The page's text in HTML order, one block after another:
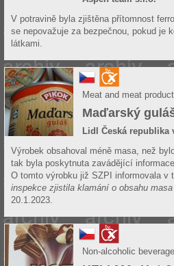
V potravině byla zjištěna přítomnost
se nepovažuje za bezpečnou, pokud je
látkami.
Meat and meat
Maďarský
Lidl Česká republika
Výrobek obsahoval méně masa, než
tak byla poskytnuta zavádějící
O tomto výrobku již SZPI informovala v
inspekce zjistila klamání o obsahu
20.1.2023.
Non-alcoholic